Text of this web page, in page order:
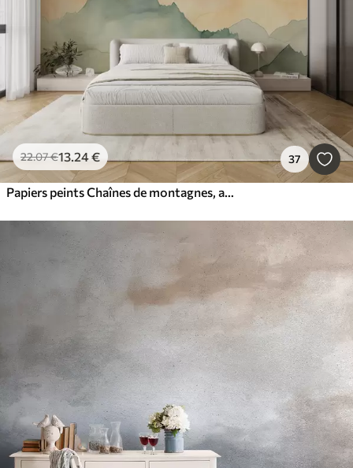
22.07€13.24€ 37
Papiers peints Chaînes de montagnes, aquarelle vintage, couleur rose, bleue et jaune